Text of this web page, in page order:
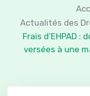
Actualités des
Frais d’EHPAD
versées à une